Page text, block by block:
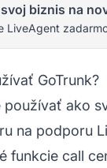
biznis na
LiveAgent
GoTrunk?
používať ako
na podporu
funkcie call